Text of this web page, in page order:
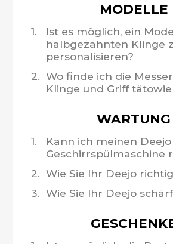
MODELLE
1.
Ist es möglich, ein
halbgezahnten Klinge
personalisieren?
2. Wo finde ich die
Klinge und Griff
WARTUNG
1.
Kann ich meinen
Geschirrspülmaschine
2. Wie Sie Ihr Deejo
3. Wie Sie Ihr Deejo